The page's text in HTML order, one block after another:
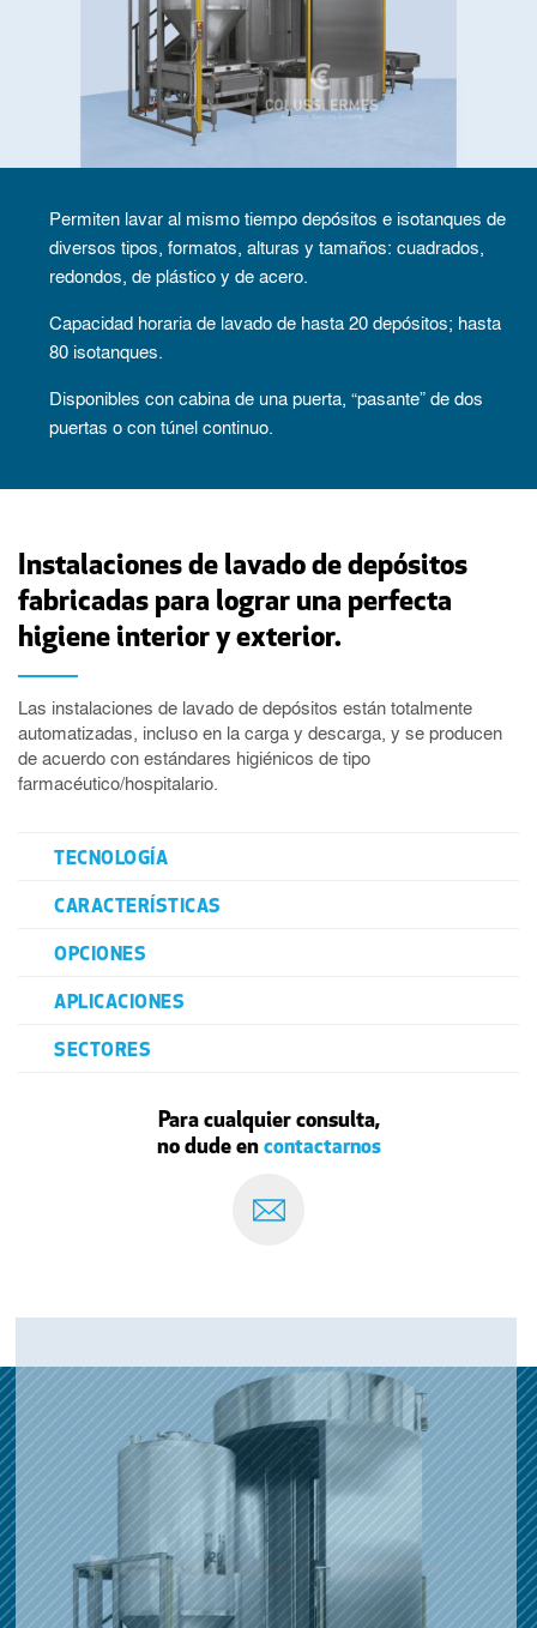
Permiten lavar al mismo tiempo depósitos e isotanques de
diversos tipos, formatos, alturas y tamaños: cuadrados,
redondos, de plástico y de acero.
Capacidad horaria de lavado de hasta 20 depósitos; hasta
80 isotanques.
Disponibles con cabina de una puerta, “pasante” de dos
puertas o con túnel continuo.
Instalaciones de lavado de depósitos
fabricadas para lograr una perfecta
higiene interior y exterior.
Las instalaciones de lavado de depósitos están totalmente
automatizadas, incluso en la carga y descarga, y se producen
de acuerdo con estándares higiénicos de tipo
farmacéutico/hospitalario.
TECNOLOGÍA
CARACTERÍSTICAS
OPCIONES
APLICACIONES
SECTORES
Para cualquier consulta,
no dude en contactarnos